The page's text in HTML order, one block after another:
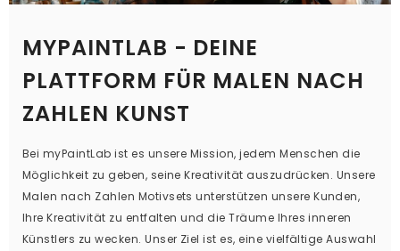
MYPAINTLAB - DEINE
PLATTFORM FÜR MALEN NACH
ZAHLEN KUNST
Bei myPaintLab ist es unsere Mission, jedem Menschen die
Möglichkeit zu geben, seine Kreativität auszudrücken. Unsere
Malen nach Zahlen Motivsets unterstützen unsere Kunden,
Ihre Kreativität zu entfalten und die Träume Ihres inneren
Künstlers zu wecken. Unser Ziel ist es, eine vielfältige Auswahl